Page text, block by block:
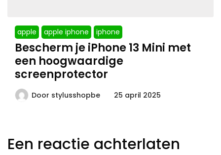
apple apple iphone iphone
Bescherm je iPhone 13 Mini met
een hoogwaardige
screenprotector
Door stylusshopbe 25 april 2025
Een reactie achterlaten